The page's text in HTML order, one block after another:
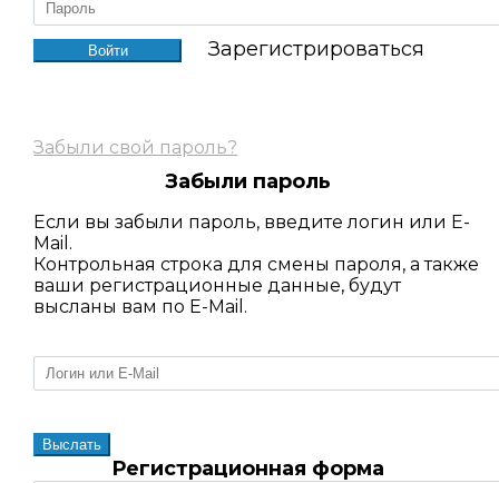
Зарегистрироваться
Забыли свой пароль?
Забыли пароль
Если вы забыли пароль, введите логин или E-
Mail.
Контрольная строка для смены пароля, а также
ваши регистрационные данные, будут
высланы вам по E-Mail.
Регистрационная форма